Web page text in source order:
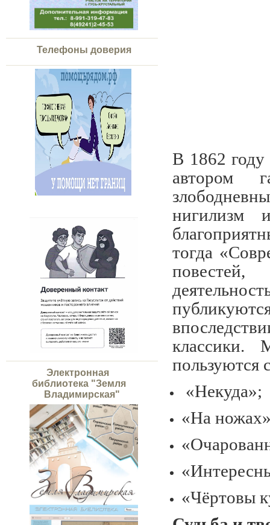
Телефоны доверия
Электронная
библиотека "Земля
Владимирская"
В 1862 году
автором
нигилизм
тогда
повестей,
классики.
пользуются
«Некуда»;
«На
«Чёртовы